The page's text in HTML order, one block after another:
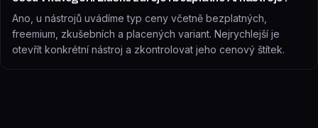
Ano, u nástrojů uvádíme typ ceny včetně bezplatných,
freemium, zkušebních a placených variant. Nejrychlejší je
otevřít konkrétní nástroj a zkontrolovat jeho cenový štítek.